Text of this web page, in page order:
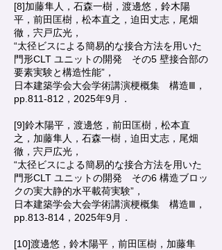
[8]加藤隼人，石森一樹，渡邊悠，鈴木陽
平，前田匡樹，松本直之，迫田丈志，尾畑
徹，宍戸広光，
“太径ビスによる簡易的な接合方法を用いた
門形CLT ユニットの開発 その5 壁接合部の
要素実験と構造性能”，
日本建築学会大会学術講演梗概集 構造Ⅲ，
pp.811-812，2025年9月．
[9]鈴木陽平，渡邊悠，前田匡樹，松本直
之，加藤隼人，石森一樹，迫田丈志，尾畑
徹，宍戸広光，
“太径ビスによる簡易的な接合方法を用いた
門形CLT ユニットの開発 その6 構造ブロッ
クの実大静的水平載荷実験”，
日本建築学会大会学術講演梗概集 構造Ⅲ，
pp.813-814，2025年9月．
[10]渡邊悠，鈴木陽平，前田匡樹，加藤隼